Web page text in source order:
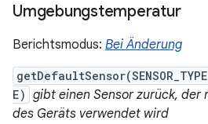
Umgebungstemperatur
Berichtsmodus: Bei Änderung
E) gibt einen Sensor zurück, der
des Geräts verwendet wird